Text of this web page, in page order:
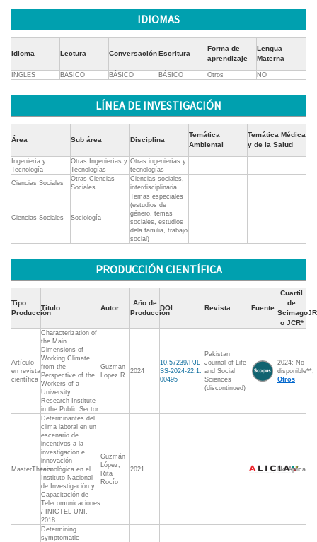
IDIOMAS
Idioma Lectura ConversaciónEscritura
Forma de
aprendizaje
Lengua
Materna
INGLES BÁSICO BÁSICO BÁSICO Otros NO
LÍNEA DE INVESTIGACIÓN
Área Sub área Disciplina
Temática
Ambiental
Temática Médica
y de la Salud
Ingeniería y
Tecnología
Otras Ingenierías y
Tecnologías
Otras ingenierías y
tecnologías
Ciencias Sociales
Otras Ciencias
Sociales
Ciencias sociales,
interdisciplinaria
Ciencias Sociales Sociología
Temas especiales
(estudios de
género, temas
sociales, estudios
dela familia, trabajo
social)
PRODUCCIÓN CIENTÍFICA
Tipo
Producción
Título Autor
Año de
Producción
DOI Revista Fuente
Cuartil
de
ScimagoJR
o JCR*
Artículo
en revista
científica
Characterization of
the Main
Dimensions of
Working Climate
from the
Perspective of the
Workers of a
University
Research Institute
in the Public Sector
Guzman-
Lopez R.
2024
10.57239/PJL
SS-2024-22.1.
00495
Pakistan
Journal of Life
and Social
Sciences
(discontinued)
2024: No
disponible**,
Otros
MasterThesis
Determinantes del
clima laboral en un
escenario de
incentivos a la
investigación e
innovación
tecnológica en el
Instituto Nacional
de Investigación y
Capacitación de
Telecomunicaciones
/ INICTEL-UNI,
2018
Guzmán
López,
Rita
Rocío
2021 No Aplica
Determining
symptomatic